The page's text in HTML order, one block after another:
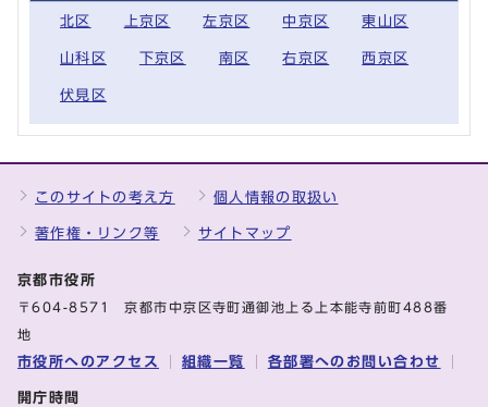
北区 上京区 左京区 中京区 東山区
山科区 下京区 南区 右京区 西京区
伏見区
このサイトの考え方 個人情報の取扱い
著作権・リンク等 サイトマップ
京都市役所
〒604-8571 京都市中京区寺町通御池上る上本能寺前町488番
地
市役所へのアクセス 組織一覧 各部署へのお問い合わせ
開庁時間